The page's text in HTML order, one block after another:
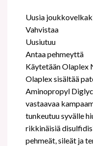
Uusia
Vahvistaa
Uusiutuu
Antaa pehmeyttä
Käytetään Olaplex
Olaplex sisältää
Aminopropyl
vastaavaa
tunkeutuu syvälle
rikkinäisiä
pehmeät, sileät ja